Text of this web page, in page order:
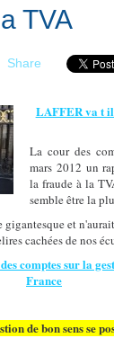
TVA
Share
LAFFER va t
La cour des
mars 2012 un
la fraude à la
semble être la
gigantesque et
cachées de nos
comptes sur la
France
de bon sens se